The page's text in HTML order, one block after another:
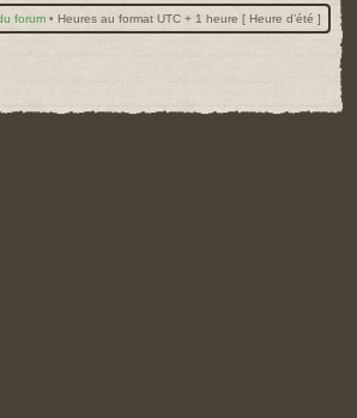
forum • Heures au format UTC + 1 heure [ Heure d’été ]